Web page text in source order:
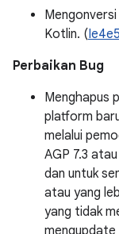
Kotlin. (
Perbaikan Bug
Menghapus
platform
melalui
AGP 7.3
dan untuk
atau yang
yang tidak
mengupdate